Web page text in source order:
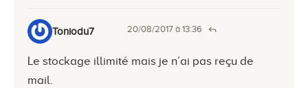
Toniodu7 20/08/2017 à 13:36
Le stockage illimité mais je n’ai pas reçu de
mail.